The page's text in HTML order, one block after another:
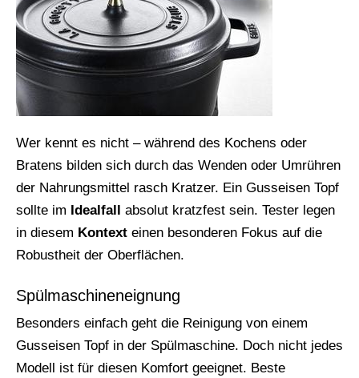
Wer kennt es nicht – während des Kochens oder
Bratens bilden sich durch das Wenden oder Umrühren
der Nahrungsmittel rasch Kratzer. Ein Gusseisen Topf
sollte im Idealfall absolut kratzfest sein. Tester legen
in diesem Kontext einen besonderen Fokus auf die
Robustheit der Oberflächen.
Spülmaschineneignung
Besonders einfach geht die Reinigung von einem
Gusseisen Topf in der Spülmaschine. Doch nicht jedes
Modell ist für diesen Komfort geeignet. Beste